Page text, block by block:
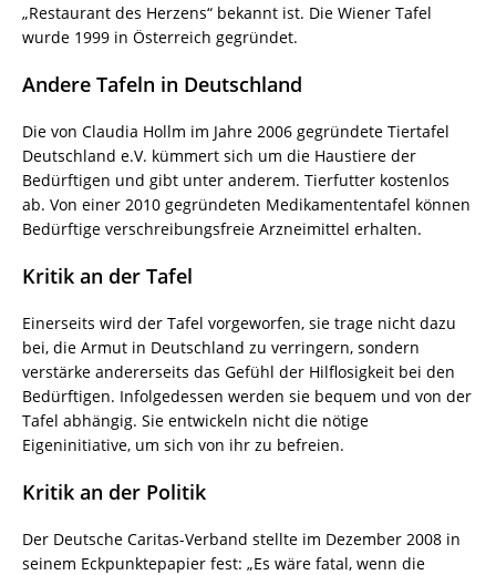
„Restaurant des Herzens“ bekannt ist. Die Wiener Tafel
wurde 1999 in Österreich gegründet.
Andere Tafeln in Deutschland
Die von Claudia Hollm im Jahre 2006 gegründete Tiertafel
Deutschland e.V. kümmert sich um die Haustiere der
Bedürftigen und gibt unter anderem. Tierfutter kostenlos
ab. Von einer 2010 gegründeten Medikamententafel können
Bedürftige verschreibungsfreie Arzneimittel erhalten.
Kritik an der Tafel
Einerseits wird der Tafel vorgeworfen, sie trage nicht dazu
bei, die Armut in Deutschland zu verringern, sondern
verstärke andererseits das Gefühl der Hilflosigkeit bei den
Bedürftigen. Infolgedessen werden sie bequem und von der
Tafel abhängig. Sie entwickeln nicht die nötige
Eigeninitiative, um sich von ihr zu befreien.
Kritik an der Politik
Der Deutsche Caritas-Verband stellte im Dezember 2008 in
seinem Eckpunktepapier fest: „Es wäre fatal, wenn die